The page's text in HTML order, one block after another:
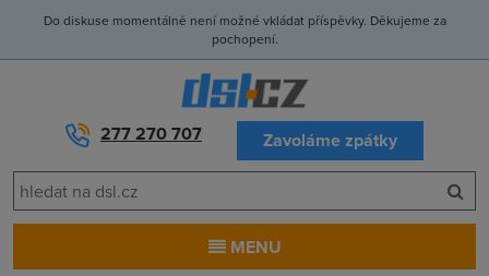
Do diskuse momentálně není možné vkládat příspěvky. Děkujeme za
pochopení.
277 270 707 Zavoláme zpátky
MENU